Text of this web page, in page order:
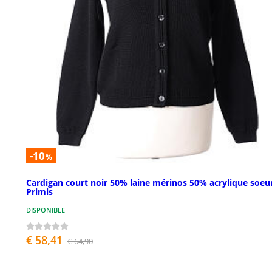
-10%
Cardigan court noir 50% laine mérinos 50% acrylique
Primis
DISPONIBLE
€ 58,41 € 64,90